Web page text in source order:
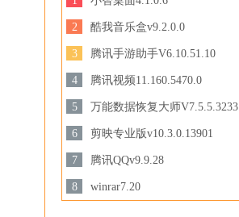
129 MB /
下载
2
酷我音乐盒v9.2.0.0
44.8MB /
3
腾讯手游助手V6.10.51.10
3.44 MB /
下载
4
腾讯视频11.160.5470.0
158.47 MB /
5
万能数据恢复大师V7.5.5.3233
3.28MB /
6
剪映专业版v10.3.0.13901
694.78 MB /
下载
7
腾讯QQv9.9.28
201.87MB /
8
winrar7.20